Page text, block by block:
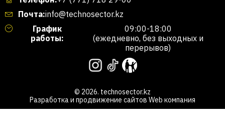
Почта:info@technosector.kz
График
работы:
09:00-18:00
(ежедневно, без выходных и
перерывов)
© 2026. technosector.kz
Разработка и продвижение сайтов Web компания